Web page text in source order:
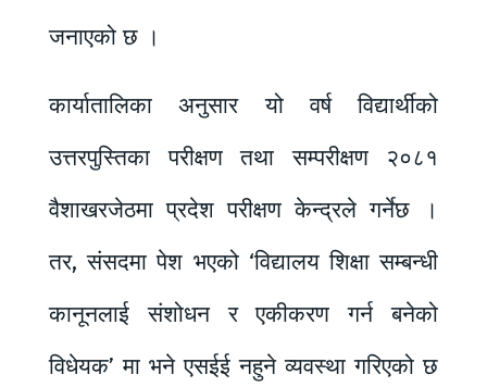
जनाएको छ ।
कार्यातालिका अनुसार यो वर्ष विद्यार्थीको
उत्तरपुस्तिका परीक्षण तथा सम्परीक्षण २०८१
वैशाखरजेठमा प्रदेश परीक्षण केन्द्रले गर्नेछ ।
तर, संसदमा पेश भएको ‘विद्यालय शिक्षा सम्बन्धी
कानूनलाई संशोधन र एकीकरण गर्न बनेको
विधेयक’ मा भने एसईई नहुने व्यवस्था गरिएको छ